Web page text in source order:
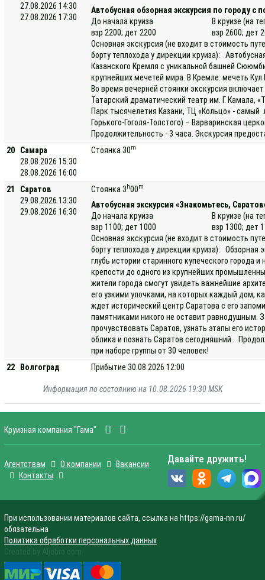
27.08.2026 14:30
27.08.2026 17:30
Автобусная обзорная экскурсия по городу с
До начала круиза
взр 2200; дет 2200
В круизе (на
взр 2600; дет
Основная экскурсия (не входит в стоимость
борту теплохода у дирекции круиза):
Казанского Кремля с уникальной башней
крупнейших мечетей мира. В Кремле: мечеть
Во время вечерней стоянки экскурсия
Татарский драматический театр им. Г. Камала,
Парк тысячелетия Казани, ТЦ «Кольцо» - самый
Горького-Гоголя-Толстого) – Варваринская
Продолжительность - 3 часа. Экскурсия
20
Самара
28.08.2026 15:30
28.08.2026 16:00
Стоянка 30m
21
Саратов
29.08.2026 13:30
29.08.2026 16:30
Стоянка 3 h00m
Автобусная экскурсия «Знакомьтесь,
До начала круиза
взр 1100; дет 1000
В круизе (на
взр 1300; дет
Основная экскурсия (не входит в стоимость
борту теплохода у дирекции круиза): Обзорная
глубь истории старинного купеческого
крепости до одного из крупнейших
жители города смогут увидеть важнейшие
его узкими улочками, на которых каждый дом,
ждет исторический центр Саратова с его
памятниками никого не оставит равнодушным.
прочувствовать Саратов, узнать этапы его
облика и познать Саратов сегодняшний.
при наборе группы от 30 человек!
22
Волгоград Прибытие 30.08.2026 12:00
Информация по состоянию на 10.08.2026 19:30 MSK
Круизная компания "Гама"
Агентствам О компании
Вакансии
Контакты
Давайте дружить!
При использовании материалов сайта, ссылка на https://gama-nn.ru/
обязательна
Политика обработки персональных данных
Created by Aljebro.com